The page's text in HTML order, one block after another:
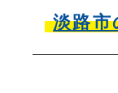
淡路市